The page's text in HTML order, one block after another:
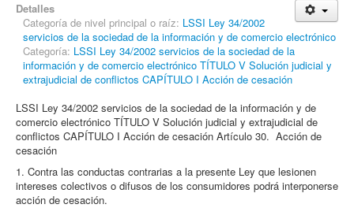
Detalles
Categoría de nivel principal o raíz: LSSI Ley 34/2002
servicios de la sociedad de la información y de comercio electrónico
Categoría: LSSI Ley 34/2002 servicios de la sociedad de la
información y de comercio electrónico TÍTULO V Solución judicial y
extrajudicial de conflictos CAPÍTULO I Acción de cesación
LSSI Ley 34/2002 servicios de la sociedad de la información y de
comercio electrónico TÍTULO V Solución judicial y extrajudicial de
conflictos CAPÍTULO I Acción de cesación Artículo 30. Acción de
cesación
1. Contra las conductas contrarias a la presente Ley que lesionen
intereses colectivos o difusos de los consumidores podrá interponerse
acción de cesación.